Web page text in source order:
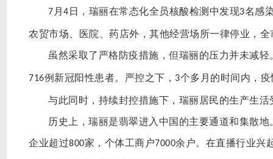
7 月 4 日，瑞丽在常态化全员核酸检测中发现3名感
农贸市场、医院、药店外，其他经营场所一律停业，
虽然采取了严格防疫措施，但瑞丽的压力并未减
716例新冠阳性患者。严控之下， 3个多月的时间内，
与此同时，持续封控措施下，瑞丽居民的生产生活
历史上，瑞丽是翡翠进入中国的主要通道和集散
企业超过800家，个体工商户7000余户。在直播行业兴